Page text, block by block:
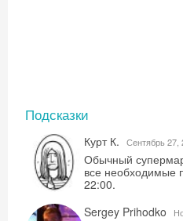
Подсказки
Курт К. Сентябрь 27,
Обычный
все необходимые
22:00.
Sergey Prihodko